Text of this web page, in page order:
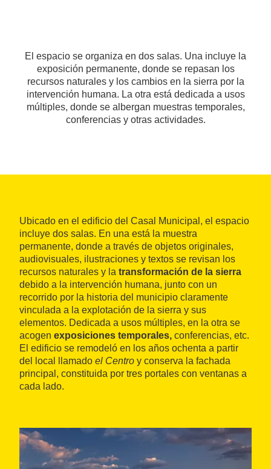
El espacio se organiza en dos salas. Una incluye la
exposición permanente, donde se repasan los
recursos naturales y los cambios en la sierra por la
intervención humana. La otra está dedicada a usos
múltiples, donde se albergan muestras temporales,
conferencias y otras actividades.
Ubicado en el edificio del Casal Municipal, el espacio
incluye dos salas. En una está la muestra
permanente, donde a través de objetos originales,
audiovisuales, ilustraciones y textos se revisan los
recursos naturales y la transformación de la sierra
debido a la intervención humana, junto con un
recorrido por la historia del municipio claramente
vinculada a la explotación de la sierra y sus
elementos. Dedicada a usos múltiples, en la otra se
acogen exposiciones temporales, conferencias, etc.
El edificio se remodeló en los años ochenta a partir
del local llamado el Centro y conserva la fachada
principal, constituida por tres portales con ventanas a
cada lado.